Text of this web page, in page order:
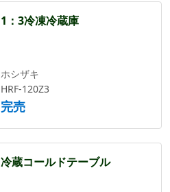
1：3冷凍冷蔵庫
ホシザキ
HRF-120Z3
完売
冷蔵コールドテーブル